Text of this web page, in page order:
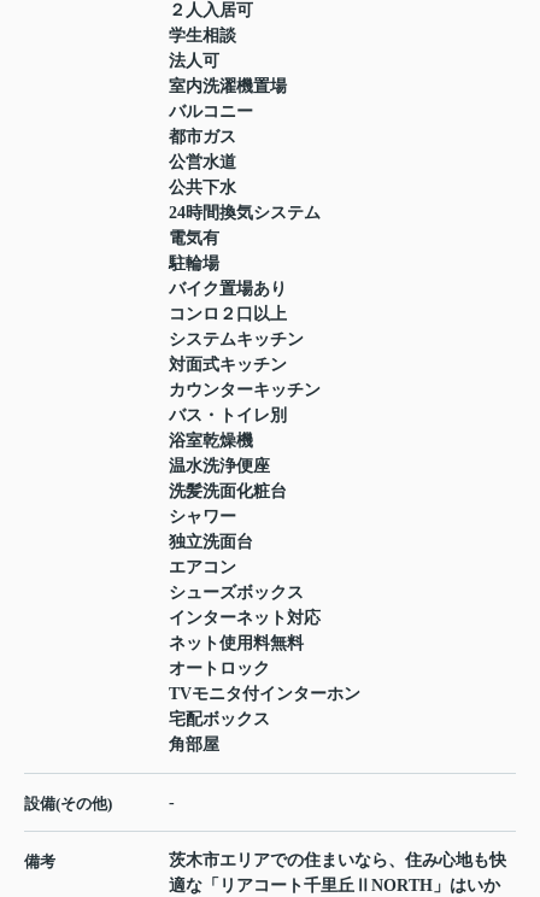
２人入居可
学生相談
法人可
室内洗濯機置場
バルコニー
都市ガス
公営水道
公共下水
24時間換気システム
電気有
駐輪場
バイク置場あり
コンロ２口以上
システムキッチン
対面式キッチン
カウンターキッチン
バス・トイレ別
浴室乾燥機
温水洗浄便座
洗髪洗面化粧台
シャワー
独立洗面台
エアコン
シューズボックス
インターネット対応
ネット使用料無料
オートロック
TVモニタ付インターホン
宅配ボックス
角部屋
設備(その他) -
備考
茨木市エリアでの住まいなら、住み心地も快
適な「リアコート千里丘ⅡNORTH」はいか